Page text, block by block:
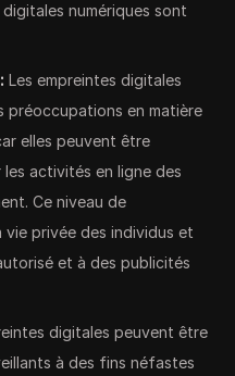
numériques sont
:Les empreintes digitales
préoccupations en matière
elles peuvent être
activités en ligne des
Ce niveau de
privée des individus et
et à des publicités
digitales peuvent être
à des fins néfastes